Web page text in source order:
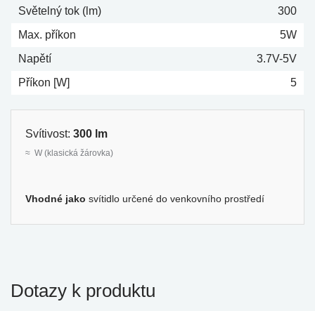
Světelný tok (lm)
300
Max. příkon
5W
Napětí
3.7V-5V
Příkon [W]
5
Svítivost: 300 lm
≈ W (klasická žárovka)
Vhodné jako svítidlo určené do venkovního prostředí
Dotazy k produktu